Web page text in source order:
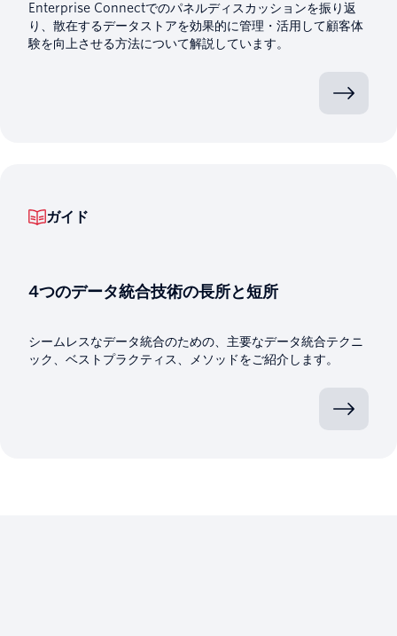
Enterprise Connectでのパネルディスカッションを振り返
り、散在するデータストアを効果的に管理・活用して顧客体
験を向上させる方法について解説しています。
ガイド
4つのデータ統合技術の長所と短所
シームレスなデータ統合のための、主要なデータ統合テクニ
ック、ベストプラクティス、メソッドをご紹介します。